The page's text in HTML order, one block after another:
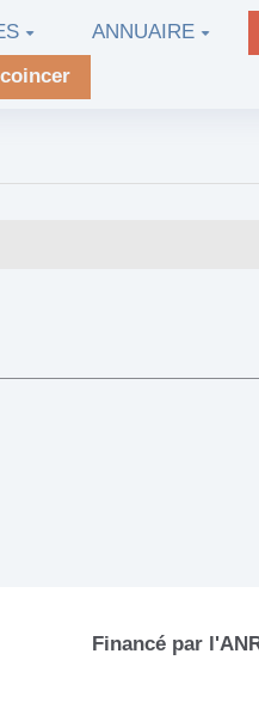
ANNUAIRE
Financé par